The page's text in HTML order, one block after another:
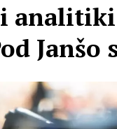
analitiki